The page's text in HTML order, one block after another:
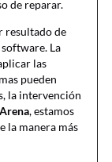
de reparar.
resultado de
La
las
pueden
la intervención
, estamos
la manera más